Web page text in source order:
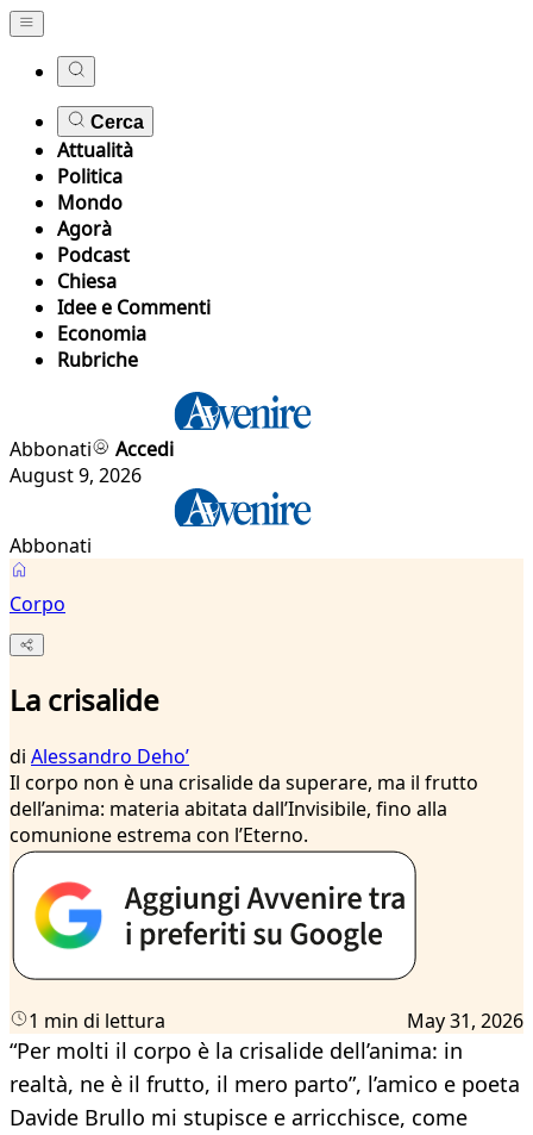
Cerca
Attualità
Politica
Mondo
Agorà
Podcast
Chiesa
Idee e Commenti
Economia
Rubriche
Abbonati
Accedi
August 9, 2026
Abbonati
Corpo
La crisalide
di Alessandro Dehoʼ
Il corpo non è una crisalide da superare, ma il frutto
dell’anima: materia abitata dall’Invisibile, fino alla
comunione estrema con l’Eterno.
1 min di lettura May 31, 2026
“Per molti il corpo è la crisalide dell’anima: in
realtà, ne è il frutto, il mero parto”, l’amico e poeta
Davide Brullo mi stupisce e arricchisce, come